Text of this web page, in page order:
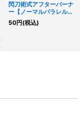
閃刀術式アフターバーナ
ー【ノーマルパラレル】
{SSB1-JP010}《魔法》
50円(税込)